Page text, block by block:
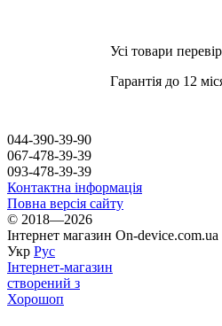
Усі товари
Гарантія до 12
044-390-39-90
067-478-39-39
093-478-39-39
Контактна інформація
Повна версія сайту
© 2018—2026
Інтернет магазин On-device.com.ua
Укр Рус
Інтернет-магазин
створений з
Хорошоп